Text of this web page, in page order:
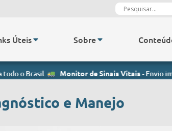
Úteis Sobre
Monitor de Sinais Vitais- Envio imediato
e Manejo